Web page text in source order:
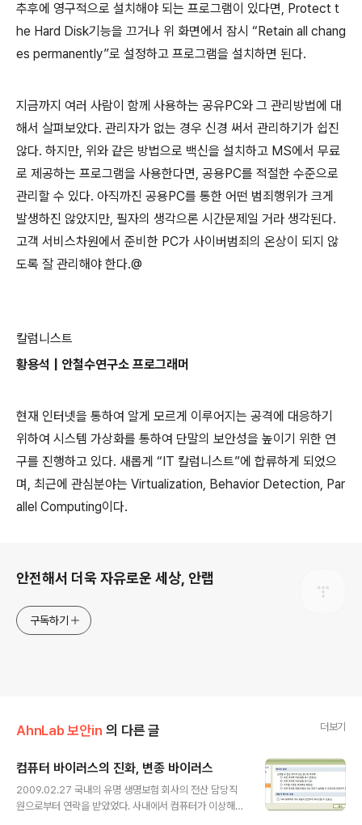
추후에 영구적으로 설치해야 되는 프로그램이 있다면, Protect t
he Hard Disk기능을 끄거나 위 화면에서 잠시 “Retain all chang
es permanently”로 설정하고 프로그램을 설치하면 된다.
지금까지 여러 사람이 함께 사용하는 공유PC와 그 관리방법에 대
해서 살펴보았다. 관리자가 없는 경우 신경 써서 관리하기가 쉽진
않다. 하지만, 위와 같은 방법으로 백신을 설치하고 MS에서 무료
로 제공하는 프로그램을 사용한다면, 공용PC를 적절한 수준으로
관리할 수 있다. 아직까진 공용PC를 통한 어떤 범죄행위가 크게
발생하진 않았지만, 필자의 생각으론 시간문제일 거라 생각된다.
고객 서비스차원에서 준비한 PC가 사이버범죄의 온상이 되지 않
도록 잘 관리해야 한다.@
칼럼니스트
황용석
안철수연구소 프로그래머
현재 인터넷을 통하여 알게 모르게 이루어지는 공격에 대응하기
위하여 시스템 가상화를 통하여 단말의 보안성을 높이기 위한 연
구를 진행하고 있다. 새롭게 “IT 칼럼니스트”에 합류하게 되었으
며, 최근에 관심분야는 Virtualization, Behavior Detection, Par
allel Computing이다.
안전해서 더욱 자유로운 세상, 안랩
구독하기
AhnLab 보안in 의 다른 글 더보기
컴퓨터 바이러스의 진화, 변종 바이러스
2009.02.27 국내의 유명 생명보험 회사의 전산 담당직
원으로부터 연락을 받았었다. 사내에서 컴퓨터가 이상해졌